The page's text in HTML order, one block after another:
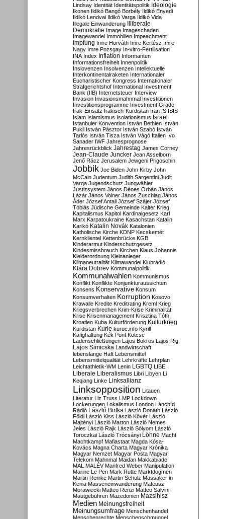
Lindsay Identität Identitätspolitik Ideologie
Ikonen Ildikó Bangó Borbély Ildikó Enyedi
Ildikó Lendvai Ildikó Varga Ildikó Vida
Illegale Einwanderung Illiberale
Demokratie Image Imageschaden
Imagewandel Immobilien Impeachment
Impfung Imre Horváth Imre Kertész Imre
Nagy Imre Pozsgay In-vitro-Fertilisation
INA Index Inflation Informanten
Informationsfreiheit Innenpolitik
Inslovenzen Insolvenzen Intellektuelle
Interkontinentalraketen Internationaler
Eucharistischer Kongress Internationaler
Strafgerichtshof International Investment
Bank (IIB) Internetsteuer Interview
Invasion Invasionsmahnmal Investitionen
Investitionsprogramme Investment Grade
Irak-Einsatz Irakisch-Kurdistan Iran IS ISIS
Islam Islamismus Isolationismus Israel
Istanbuler Konvention István Bethlen István
Pukli István Pásztor István Szabó István
Tarlós István Tisza István Vágó Italien Ivo
Sanader IWF Jahresprognose
Jahresrückblick Jahrestag James Corney
Jean-Claude Juncker Jean Asselborn
Jenő Rácz Jerusalem Jewgeni Prigoschin
Jobbik Joe Biden John Kirby John
McCain Judentum Judith Sargentini Judit
Varga Jugendschutz Jungwähler
Justizsystem János Dénes Orbán János
Lázár János Volner János Zuschlag János
Áder József Antall József Szájer József
Tóbiás Jüdische Gemeinde Kalter Krieg
Kapitalismus Kapitol Kardinalgesetz Karl
Marx Karpatoukraine Kasachstan Katalin
Karikó Katalin Novák Katalonien
Katholische Kirche KDNP Kecskemét
Kernklientel Kettenbrücke KGB
Kinderarmut Kinderschutzgesetz
Kindesmissbrauch Kirchen Klaus Johannis
Kleiderordnung Kleinanleger
Klimaneutralität Klimawandel Klubrádió
Klára Dobrev Kommunalpolitik
Kommunalwahlen Kommunismus
Konflikt Konflikte Konjunkturaussichten
Konsens Konservative Konsum
Konsumverhalten Korruption Kosovo
Krawalle Kredite Kreditrating Kreml Krieg
Kriegsverbrechen Krim-Krise Kriminalität
Krise Krisenmanagement Krisztina Tóth
Kroatien Kuba Kulturförderung Kulturkrieg
Kurdistan Kurie kuruc.info Kyrill
Käfighaltung Kék Pont Kötcse
Ladenschließungen Lajos Bokros Lajos Rig
Lajos Simicska Landwirtschaft
lebenslange Haft Lebensmittel
Lebensmittelqualität Lehrkräfte Lehrplan
Leichtathletik-WM Lenin LGBTQ LIBE
Liberale Liberalismus Libri Libyen Li
Keqiang Linke Linksallianz
Linksopposition Litauen
Literatur Liz Truss LMP Lockdown
Lockerungen Lokalismus London Lánchíd
Rádió
László Botka László Donáth László
Földi László Kiss László Kövér László
Majtényi László Marton László Nemes
Jeles László Rajk László Sólyom László
Toroczkai László Trócsányi Löhne Macht
Machtkampf Mafiastaat Magda Kósa-
Kovács Magna Charta Magyar Krónika
Magyar Nemzet Magyar Posta Magyar
Telekom Mahnmal Maidan Makkabiade
MAL MALÉV Manfred Weber Manipulation
Marine Le Pen Mark Rutte Marktdogmen
Martin Reinke Martin Schulz Massaker in
Kenia Masseneinwanderung Mateusz
Morawiecki Matteo Renzi Matteo Salvini
Mautgebühren Mazedonien Mazsihisz
Medien Meinungsfreiheit
Meinungsumfrage Menschenhandel
Menschenrechte Menschenschmuggel